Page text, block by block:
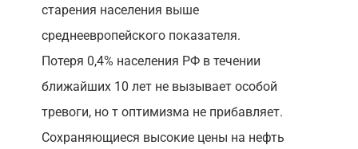
старения населения выше
среднеевропейского показателя.
Потеря 0,4% населения РФ в течении
ближайших 10 лет не вызывает особой
тревоги, но т оптимизма не прибавляет.
Сохраняющиеся высокие цены на нефть